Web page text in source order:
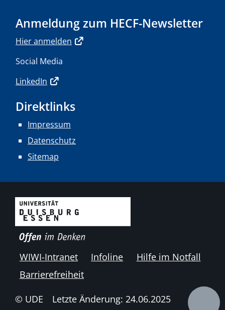
Anmeldung zum HECF-Newsletter
Hier anmelden
Social Media
LinkedIn
Direktlinks
Impressum
Datenschutz
Sitemap
WIWI-Intranet Infoline
Hilfe im Notfall
Barrierefreiheit
© UDE Letzte Änderung: 24.06.2025